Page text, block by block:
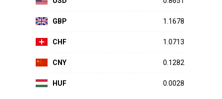
GBP 1.1678
CHF 1.0713
CNY 0.1282
HUF 0.0028